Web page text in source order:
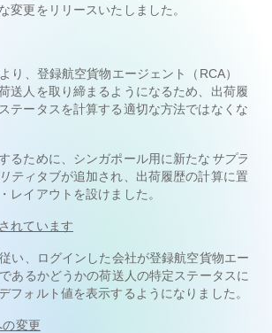
変更をリリースいたしました。
り、登録航空貨物エージェント（RCA）
送人を取り締まるようになるため、出荷履
テータスを計算する適切な方法ではなくな
るために、シンガポール用に新たな サプラ
ティ タブが追加され、出荷履歴の計算に置
レイアウトを設けました。
れています
い、ログインした会社が登録航空貨物エー
あるかどうかの荷送人の特定ステータスに
フォルト値を表示するようになりました。
の変更